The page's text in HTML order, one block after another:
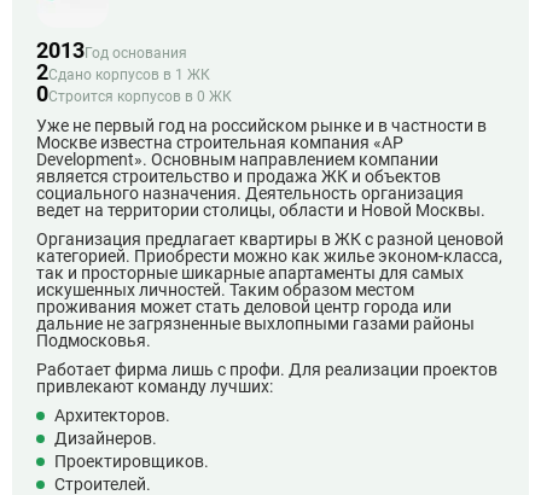
2013Год основания
2Сдано корпусов в 1 ЖК
0Строится корпусов в 0 ЖК
Уже не первый год на российском рынке и в частности в
Москве известна строительная компания «AP
Development». Основным направлением компании
является строительство и продажа ЖК и объектов
социального назначения. Деятельность организация
ведет на территории столицы, области и Новой Москвы.
Организация предлагает квартиры в ЖК с разной ценовой
категорией. Приобрести можно как жилье эконом-класса,
так и просторные шикарные апартаменты для самых
искушенных личностей. Таким образом местом
проживания может стать деловой центр города или
дальние не загрязненные выхлопными газами районы
Подмосковья.
Работает фирма лишь с профи. Для реализации проектов
привлекают команду лучших:
Архитекторов.
Дизайнеров.
Проектировщиков.
Строителей.